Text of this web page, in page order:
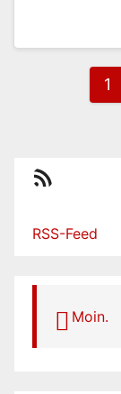
1
RSS-Feed
RSS-Feed
Moin.